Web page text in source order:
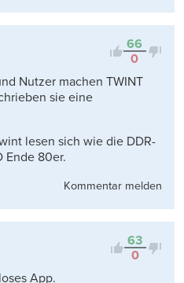
66
0
Nutzer machen TWINT
sie eine
lesen sich wie die DDR-
Ende 80er.
Kommentar melden
63
0
App.